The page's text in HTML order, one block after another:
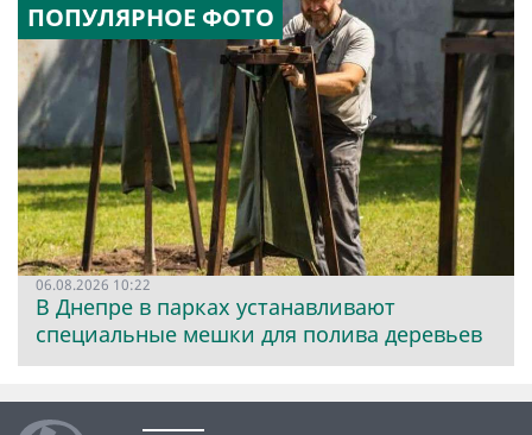
ПОПУЛЯРНОЕ ФОТО
06.08.2026 10:22
В Днепре в парках устанавливают
специальные мешки для полива деревьев